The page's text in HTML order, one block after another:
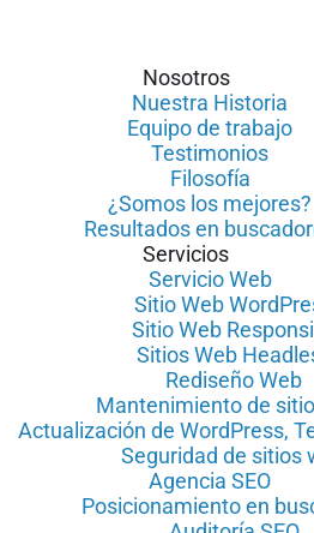
Nosotros
Nuestra Historia
Equipo de trabajo
Testimonios
Filosofía
¿Somos los mejores?
Resultados en
Servicios
Servicio Web
Sitio Web
Sitio Web
Sitios Web
Rediseño Web
Mantenimiento de
Actualización de WordPress,
Seguridad de sitios
Agencia SEO
Posicionamiento en